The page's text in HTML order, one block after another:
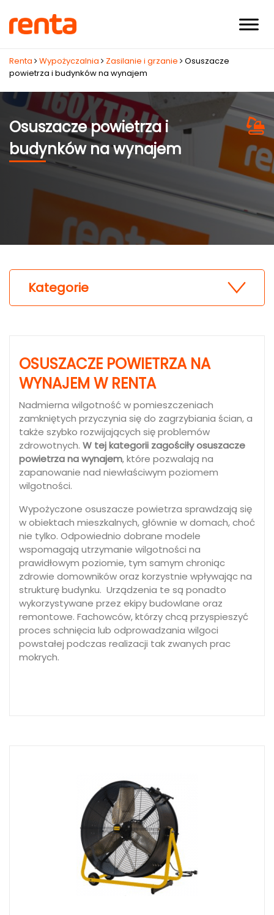
Renta Wypożyczalnia Zasilanie i grzanie
Osuszacze
powietrza i budynków na wynajem
Osuszacze powietrza i
budynków na wynajem
Kategorie
OSUSZACZE POWIETRZA NA
WYNAJEM W RENTA
Nadmierna wilgotność w pomieszczeniach
zamkniętych przyczynia się do zagrzybiania ścian, a
także szybko rozwijających się problemów
zdrowotnych. W tej kategorii zagościły osuszacze
powietrza na wynajem, które pozwalają na
zapanowanie nad niewłaściwym poziomem
wilgotności.
Wypożyczone osuszacze powietrza sprawdzają się
w obiektach mieszkalnych, głównie w domach, choć
nie tylko. Odpowiednio dobrane modele
wspomagają utrzymanie wilgotności na
prawidłowym poziomie, tym samym chroniąc
zdrowie domowników oraz korzystnie wpływając na
strukturę budynku. Urządzenia te są ponadto
wykorzystywane przez ekipy budowlane oraz
remontowe. Fachowców, którzy chcą przyspieszyć
proces schnięcia lub odprowadzania wilgoci
powstałej podczas realizacji tak zwanych prac
mokrych.